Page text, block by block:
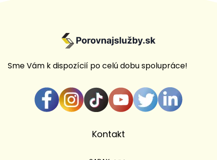
Sme Vám k dispozícií po celú dobu spolupráce!
Kontakt